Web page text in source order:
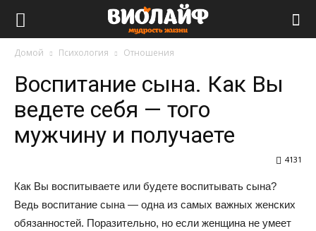
Домой Психология Отношения
Воспитание сына. Как Вы
ведете себя — того
мужчину и получаете
4131
Как Вы воспитываете или будете воспитывать сына?
Ведь воспитание сына — одна из самых важных женских
обязанностей. Поразительно, но если женщина не умеет